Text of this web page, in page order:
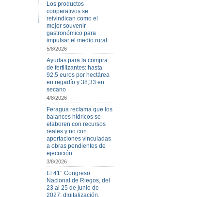
Los productos
cooperativos se
reivindican como el
mejor souvenir
gastronómico para
impulsar el medio rural
5/8/2026
Ayudas para la compra
de fertilizantes: hasta
92,5 euros por hectárea
en regadío y 38,33 en
secano
4/8/2026
Feragua reclama que los
balances hídricos se
elaboren con recursos
reales y no con
aportaciones vinculadas
a obras pendientes de
ejecución
3/8/2026
El 41° Congreso
Nacional de Riegos, del
23 al 25 de junio de
2027: digitalización,